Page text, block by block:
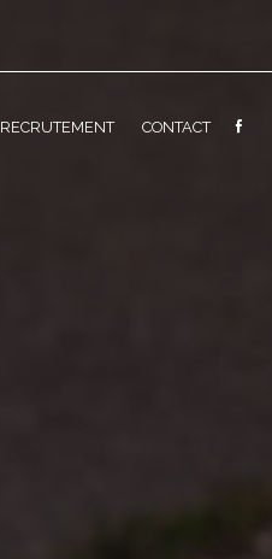
RECRUTEMENT CONTACT